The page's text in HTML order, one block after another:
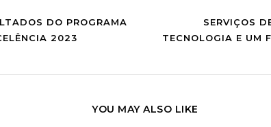
DO PROGRAMA
2023
SERVIÇOS
TECNOLOGIA E UM
YOU MAY ALSO LIKE